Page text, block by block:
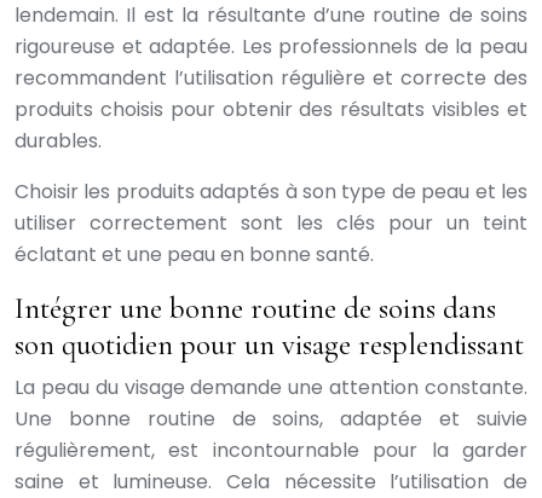
lendemain. Il est la résultante d’une routine de soins
rigoureuse et adaptée. Les professionnels de la peau
recommandent l’utilisation régulière et correcte des
produits choisis pour obtenir des résultats visibles et
durables.
Choisir les produits adaptés à son type de peau et les
utiliser correctement sont les clés pour un teint
éclatant et une peau en bonne santé.
Intégrer une bonne routine de soins dans
son quotidien pour un visage resplendissant
La peau du visage demande une attention constante.
Une bonne routine de soins, adaptée et suivie
régulièrement, est incontournable pour la garder
saine et lumineuse. Cela nécessite l’utilisation de